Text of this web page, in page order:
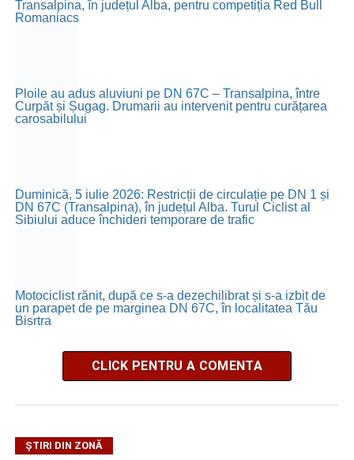
Transalpina, în județul Alba, pentru competiția Red Bull
Romaniacs
Ploile au adus aluviuni pe DN 67C – Transalpina, între
Curpăt și Șugag. Drumarii au intervenit pentru curățarea
carosabilului
Duminică, 5 iulie 2026: Restricții de circulație pe DN 1 și
DN 67C (Transalpina), în județul Alba. Turul Ciclist al
Sibiului aduce închideri temporare de trafic
Motociclist rănit, după ce s-a dezechilibrat și s-a izbit de
un parapet de pe marginea DN 67C, în localitatea Tău
Bisrtra
CLICK PENTRU A COMENTA
ȘTIRI DIN ZONĂ